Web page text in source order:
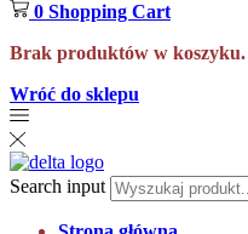
0 Shopping Cart
Brak produktów w koszyku.
Wróć do sklepu
Search input